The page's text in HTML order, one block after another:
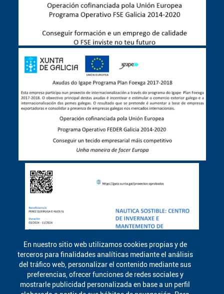
En nuestro sitio web utilizamos cookies propias y de
terceros para finalidades analíticas mediante el análisis
del tráfico web, personalizar el contenido mediante sus
preferencias, ofrecer funciones de redes sociales y
mostrarle publicidad personalizada en base a un perfil